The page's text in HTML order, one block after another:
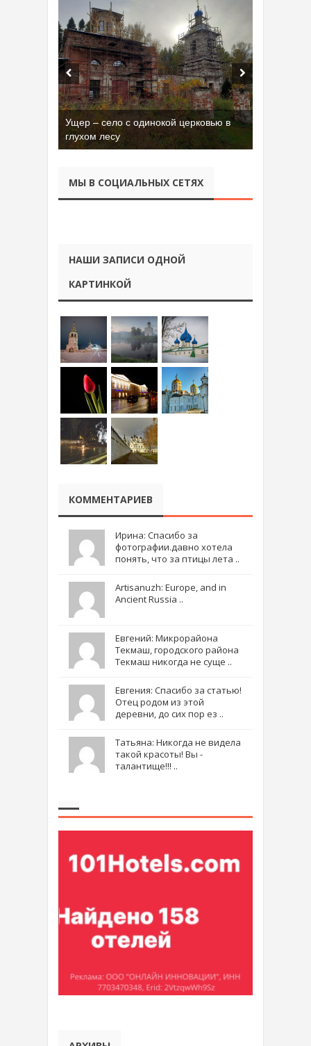
Ущер – село с одинокой церковью в
глухом лесу
Бывшая танковая часть имени Сухэ-
Батора во Владимире
МЫ В СОЦИАЛЬНЫХ СЕТЯХ
НАШИ ЗАПИСИ ОДНОЙ
КАРТИНКОЙ
КОММЕНТАРИЕВ
Ирина: Спасибо за
фотографии.давно хотела
понять, что за птицы лета ..
Artisanuzh: Europe, and in
Ancient Russia ..
Евгений: Микрорайона
Текмаш, городского района
Текмаш никогда не суще ..
Евгения: Спасибо за статью!
Отец родом из этой
деревни, до сих пор ез ..
Татьяна: Никогда не видела
такой красоты! Вы -
талантище!!! ..